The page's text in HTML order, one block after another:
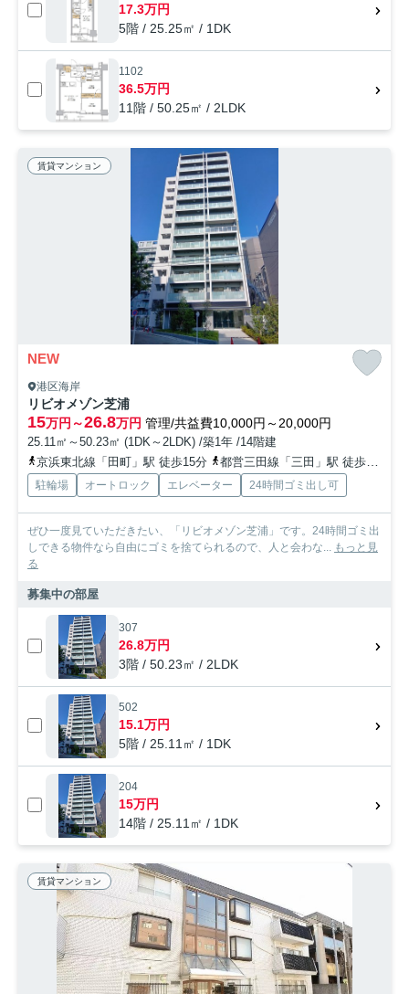
17.3万円
5階 / 25.25㎡ / 1DK
1102
36.5万円
11階 / 50.25㎡ / 2LDK
賃貸マンション
NEW
港区海岸
リビオメゾン芝浦
15万円～26.8万円 管理/共益費10,000円～20,000円
25.11㎡～50.23㎡ (1DK～2LDK) /築1年 /14階建
京浜東北線「田町」駅 徒歩15分
都営三田線「三田」駅 徒歩16分
駐輪場 オートロック エレベーター 24時間ゴミ出し可
ぜひ一度見ていただきたい、「リビオメゾン芝浦」です。24時間ゴミ出
しできる物件なら自由にゴミを捨てられるので、人と会わな...
もっと見
る
募集中の部屋
307
26.8万円
3階 / 50.23㎡ / 2LDK
502
15.1万円
5階 / 25.11㎡ / 1DK
204
15万円
14階 / 25.11㎡ / 1DK
賃貸マンション